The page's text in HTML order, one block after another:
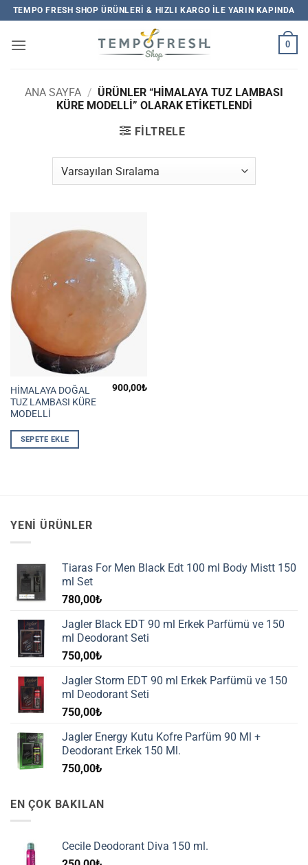
İçeriğe
atla
TEMPO FRESH SHOP ÜRÜNLERI & HIZLI KARGO ILE YARIN KAPINDA
0
ANA SAYFA / ÜRÜNLER “HİMALAYA TUZ LAMBASI
KÜRE MODELLİ” OLARAK ETIKETLENDI
FILTRELE
HİMALAYA DOĞAL
TUZ LAMBASI KÜRE
MODELLİ
900,00₺
SEPETE EKLE
YENI ÜRÜNLER
Tiaras For Men Black Edt 100 ml Body Mistt 150
ml Set
780,00₺
Jagler Black EDT 90 ml Erkek Parfümü ve 150
ml Deodorant Seti
750,00₺
Jagler Storm EDT 90 ml Erkek Parfümü ve 150
ml Deodorant Seti
750,00₺
Jagler Energy Kutu Kofre Parfüm 90 Ml +
Deodorant Erkek 150 Ml.
750,00₺
EN ÇOK BAKILAN
Cecile Deodorant Diva 150 ml.